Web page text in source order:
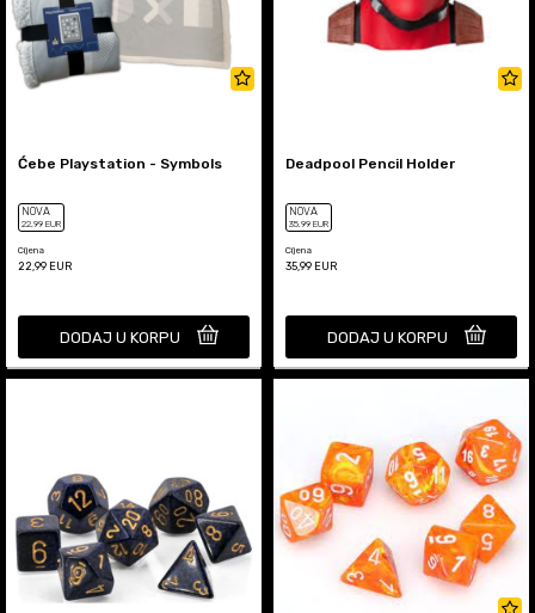
Ćebe Playstation - Symbols
NOVA
22,99 EUR
Cijena
22,99 EUR
DODAJ U KORPU
Deadpool Pencil Holder
NOVA
35,99 EUR
Cijena
35,99 EUR
DODAJ U KORPU